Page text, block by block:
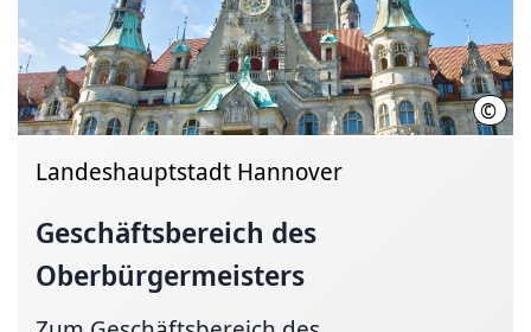
© LHH
Landeshauptstadt Hannover
Geschäftsbereich des
Oberbürgermeisters